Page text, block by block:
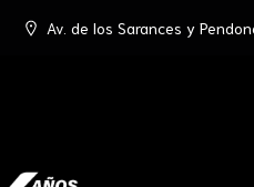
Av. de los Sarances y